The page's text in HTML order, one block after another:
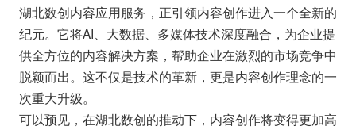
湖北数创内容应用服务，正引领内容创作进入一个全新的
纪元。它将AI、大数据、多媒体技术深度融合，为企业提
供全方位的内容解决方案，帮助企业在激烈的市场竞争中
脱颖而出。这不仅是技术的革新，更是内容创作理念的一
次重大升级。
可以预见，在湖北数创的推动下，内容创作将变得更加高